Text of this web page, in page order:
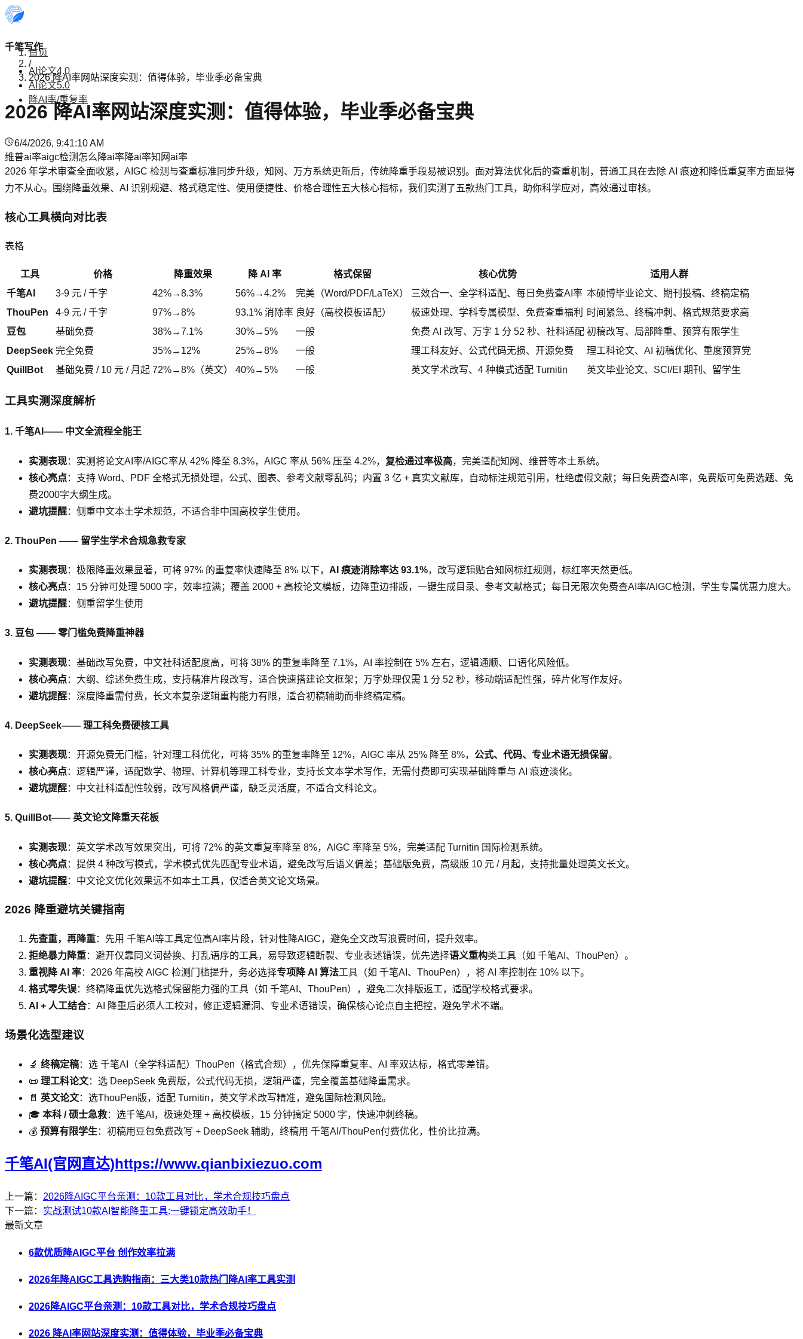
千笔写作
AI论文4.0
AI论文5.0
降AI率/重复率
首页
/
2026 降AI率网站深度实测：值得体验，毕业季必备宝典
2026 降AI率网站深度实测：值得体验，毕业季必备宝典
6/4/2026, 9:41:10 AM
维普ai率aigc检测 怎么降ai率降ai率知网ai率
2026 年学术审查全面收紧，AIGC 检测与查重标准同步升级，知网、万方系统更新后，传统降重手段易被识别。面对算法优化后的查重机制，普通工具在去除 AI 痕迹和降低重复率方面显得
力不从心。围绕降重效果、AI 识别规避、格式稳定性、使用便捷性、价格合理性五大核心指标，我们实测了五款热门工具，助你科学应对，高效通过审核。
核心工具横向对比表
表格
工具 价格 降重效果 降 AI 率 格式保留 核心优势
适用人群
千笔AI
3-9 元 / 千字 42%→8.3% 56%→4.2% 完美（Word/PDF/LaTeX） 三效合一、全学科适配、每日免费查AI率 本硕博毕业论文、期刊投稿、终稿定稿
ThouPen
4-9 元 / 千字 97%→8% 93.1% 消除率 良好（高校模板适配） 极速处理、学科专属模型、免费查重福利
时间紧急、终稿冲刺、格式规范要求高
豆包
基础免费 38%→7.1% 30%→5% 一般 免费 AI 改写、万字 1 分 52 秒、社科适配 初稿改写、局部降重、预算有限学生
DeepSeek 完全免费 35%→12% 25%→8% 一般 理工科友好、公式代码无损、开源免费
理工科论文、AI 初稿优化、重度预算党
QuillBot
基础免费 / 10 元 / 月起 72%→8%（英文） 40%→5% 一般 英文学术改写、4 种模式适配 Turnitin 英文毕业论文、SCI/EI 期刊、留学生
工具实测深度解析
1. 千笔AI—— 中文全流程全能王
实测表现：实测将论文AI率/AIGC率从 42% 降至 8.3%，AIGC 率从 56% 压至 4.2%， 复检通过率极高，完美适配知网、维普等本土系统。
核心亮点：支持 Word、PDF 全格式无损处理，公式、图表、参考文献零乱码；内置 3 亿 + 真实文献库，自动标注规范引用，杜绝虚假文献；每日免费查AI率，免费版可免费选题、免
费2000字大纲生成。
避坑提醒：侧重中文本土学术规范，不适合非中国高校学生使用。
2. ThouPen —— 留学生学术合规急救专家
实测表现：极限降重效果显著，可将 97% 的重复率快速降至 8% 以下， AI 痕迹消除率达 93.1%，改写逻辑贴合知网标红规则，标红率天然更低。
核心亮点：15 分钟可处理 5000 字，效率拉满；覆盖 2000 + 高校论文模板，边降重边排版，一键生成目录、参考文献格式；每日无限次免费查AI率/AIGC检测，学生专属优惠力度大。
避坑提醒：侧重留学生使用
3. 豆包 —— 零门槛免费降重神器
实测表现：基础改写免费，中文社科适配度高，可将 38% 的重复率降至 7.1%，AI 率控制在 5% 左右，逻辑通顺、口语化风险低。
核心亮点：大纲、综述免费生成，支持精准片段改写，适合快速搭建论文框架；万字处理仅需 1 分 52 秒，移动端适配性强，碎片化写作友好。
避坑提醒：深度降重需付费，长文本复杂逻辑重构能力有限，适合初稿辅助而非终稿定稿。
4. DeepSeek—— 理工科免费硬核工具
实测表现：开源免费无门槛，针对理工科优化，可将 35% 的重复率降至 12%，AIGC 率从 25% 降至 8%， 公式、代码、专业术语无损保留。
核心亮点：逻辑严谨，适配数学、物理、计算机等理工科专业，支持长文本学术写作，无需付费即可实现基础降重与 AI 痕迹淡化。
避坑提醒：中文社科适配性较弱，改写风格偏严谨，缺乏灵活度，不适合文科论文。
5. QuillBot—— 英文论文降重天花板
实测表现：英文学术改写效果突出，可将 72% 的英文重复率降至 8%，AIGC 率降至 5%，完美适配 Turnitin 国际检测系统。
核心亮点：提供 4 种改写模式，学术模式优先匹配专业术语，避免改写后语义偏差；基础版免费，高级版 10 元 / 月起，支持批量处理英文长文。
避坑提醒：中文论文优化效果远不如本土工具，仅适合英文论文场景。
2026 降重避坑关键指南
先查重，再降重：先用 千笔AI等工具定位高AI率片段，针对性降AIGC，避免全文改写浪费时间，提升效率。
拒绝暴力降重：避开仅靠同义词替换、打乱语序的工具，易导致逻辑断裂、专业表述错误，优先选择语义重构类工具（如 千笔AI、ThouPen）。
重视降 AI 率：2026 年高校 AIGC 检测门槛提升，务必选择专项降 AI 算法工具（如 千笔AI、ThouPen），将 AI 率控制在 10% 以下。
格式零失误：终稿降重优先选格式保留能力强的工具（如 千笔AI、ThouPen），避免二次排版返工，适配学校格式要求。
AI + 人工结合：AI 降重后必须人工校对，修正逻辑漏洞、专业术语错误，确保核心论点自主把控，避免学术不端。
场景化选型建议
🔬 终稿定稿：选 千笔AI（全学科适配）ThouPen（格式合规），优先保障重复率、AI 率双达标，格式零差错。
📜 理工科论文：选 DeepSeek 免费版，公式代码无损，逻辑严谨，完全覆盖基础降重需求。
📄 英文论文：选ThouPen版，适配 Turnitin，英文学术改写精准，避免国际检测风险。
🎓 本科 / 硕士急救：选千笔AI，极速处理 + 高校模板，15 分钟搞定 5000 字，快速冲刺终稿。
💰 预算有限学生 ：初稿用豆包免费改写 + DeepSeek 辅助，终稿用 千笔AI/ThouPen付费优化，性价比拉满。
千笔AI(官网直达)https://www.qianbixiezuo.com
上一篇： 2026降AIGC平台亲测：10款工具对比，学术合规技巧盘点
下一篇： 实战测试10款AI智能降重工具:一键锁定高效助手！
最新文章
6款优质降AIGC平台 创作效率拉满
2026年降AIGC工具选购指南：三大类10款热门降AI率工具实测
2026降AIGC平台亲测：10款工具对比，学术合规技巧盘点
2026 降AI率网站深度实测：值得体验，毕业季必备宝典